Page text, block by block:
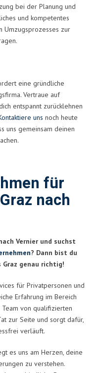
bei der Planung und
und kompetentes
Umzugsprozesses zur
eine gründliche
Vertraue auf
entspannt zurücklehnen
uns noch heute
uns gemeinsam deinen
für
nach
Vernier und suchst
? Dann bist du
Graz genau richtig!
für Privatpersonen und
Erfahrung im Bereich
Team von qualifizierten
zur Seite und sorgt dafür,
verläuft.
es uns am Herzen, deine
zu verstehen.